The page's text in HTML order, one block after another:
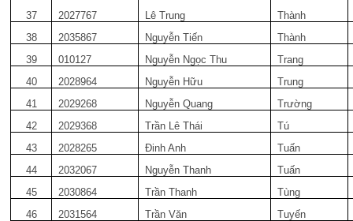
37
2027767 Lê Trung
Thành
38
2035867 Nguyễn Tiến
Thành
39
010127 Nguyễn Ngọc Thu
Trang
40
2028964 Nguyễn Hữu
Trung
41
2029268 Nguyễn Quang
Trường
42
2029368 Trần Lê Thái
Tú
43
2028265 Đinh Anh
Tuấn
44
2032067 Nguyễn Thanh
Tuấn
45
2030864 Trần Thanh
Tùng
46
2031564 Trần Văn Tuyến